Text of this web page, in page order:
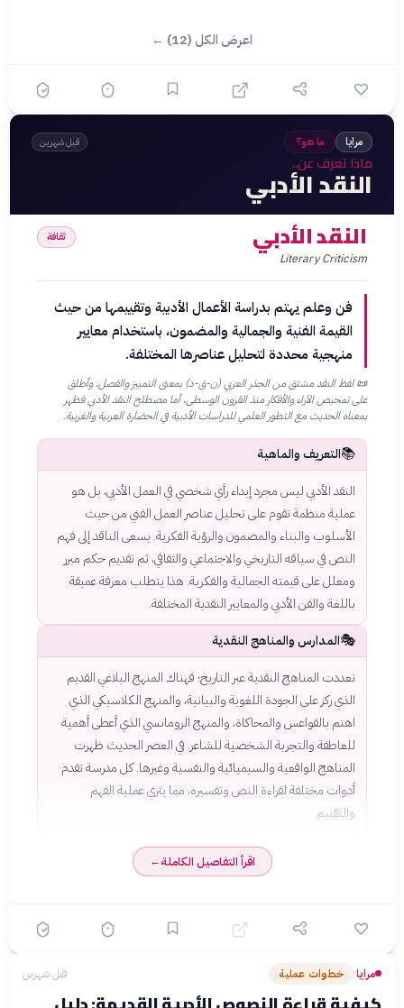
اعرض الكل (12) ←
مرايا ما هو؟ قبل شهرين
ماذا تعرف عن..
النقد الأدبي
النقد الأدبي
Literary Criticism
ثقافة
فن وعلم يهتم بدراسة الأعمال الأدبية وتقييمها من حيث
القيمة الفنية والجمالية والمضمون، باستخدام معايير
منهجية محددة لتحليل عناصرها المختلفة.
📜لفظ النقد مشتق من الجذر العربي (ن-ق-د) بمعنى التمييز والفصل، وأطلق
على تمحيص الآراء والأفكار منذ القرون الوسطى، أما مصطلح النقد الأدبي فظهر
بمعناه الحديث مع التطور العلمي للدراسات الأدبية في الحضارة العربية والغربية.
📚التعريف والماهية
النقد الأدبي ليس مجرد إبداء رأي شخصي في العمل الأدبي، بل هو
عملية منظمة تقوم على تحليل عناصر العمل الفني من حيث
الأسلوب والبناء والمضمون والرؤية الفكرية. يسعى الناقد إلى فهم
النص في سياقه التاريخي والاجتماعي والثقافي، ثم تقديم حكم مبرر
ومعلل على قيمته الجمالية والفكرية. هذا يتطلب معرفة عميقة
باللغة والفن الأدبي والمعايير النقدية المختلفة.
🎭المدارس والمناهج النقدية
تعددت المناهج النقدية عبر التاريخ؛ فهناك المنهج البلاغي القديم
الذي ركز على الجودة اللغوية والبيانية، والمنهج الكلاسيكي الذي
اهتم بالقواعس والمحاكاة، والمنهج الرومانسي الذي أعطى أهمية
للعاطفة والتجربة الشخصية للشاعر. في العصر الحديث ظهرت
المناهج الواقعية والسيميائية والنفسية وغيرها. كل مدرسة تقدم
أدوات مختلفة لقراءة النص وتفسيره، مما يثري عملية الفهم
والتقييم.
اقرأ التفاصيل الكاملة←
مرايا› خطوات عملية قبل شهرين